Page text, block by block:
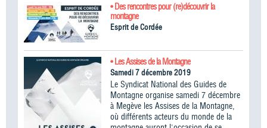
• Des rencontres pour (re)découvrir la
montagne
Esprit de Cordée
• Les Assises de la Montagne
Samedi 7 décembre 2019
Le Syndicat National des Guides de
Montagne organise samedi 7 décembre
à Megève les Assises de la Montagne,
où différents acteurs du monde de la